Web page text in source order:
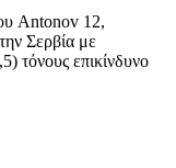
Antonov 12,
Σερβία με
τόνους επικίνδυνο